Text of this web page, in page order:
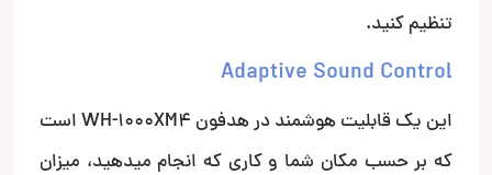
تنظیم کنید.
Adaptive Sound Control
این یک قابلیت هوشمند در هدفون WH-1000XM4 است
که بر حسب مکان شما و کاری که انجام میدهید، میزان